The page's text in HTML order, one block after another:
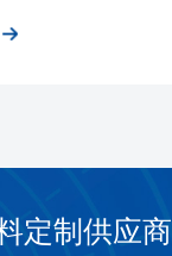
定制供应商